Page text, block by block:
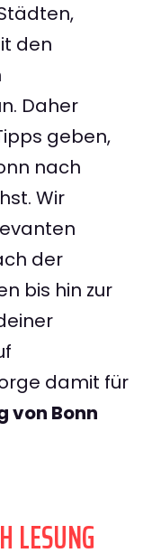
den
Daher
geben,
nach
Wir
der
bis hin zur
damit für
von Bonn
LESUNG